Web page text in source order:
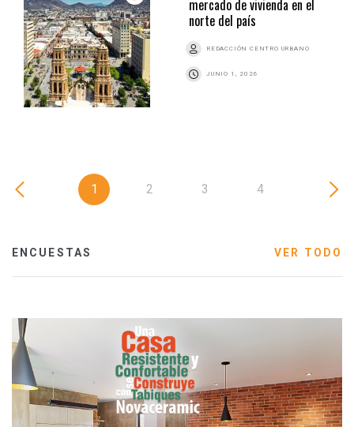
mercado de vivienda en el
norte del país
REDACCIÓN CENTRO URBANO
JUNIO 1, 2026
1 2 3 4
ENCUESTAS VER TODO